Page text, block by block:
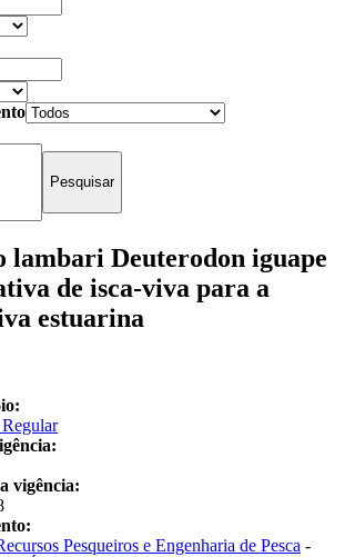
lambari Deuterodon iguape
de isca-viva para a
estuarina
vigência:
Pesqueiros e Engenharia de Pesca -